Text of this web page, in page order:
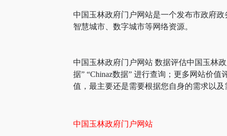
中国玉林政府门户网站是一个发布市政府
智慧城市、数字城市等网络资源。
中国玉林政府门户网站 数据评估中国玉林
据” “Chinaz数据” 进行查询；更多网站价
值，最主要还是需要根据您自身的需求以
中国玉林政府门户网站